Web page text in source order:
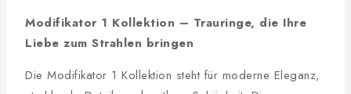
Modifikator 1 Kollektion – Trauringe, die Ihre
Liebe zum Strahlen bringen
Die Modifikator 1 Kollektion steht für moderne Eleganz,